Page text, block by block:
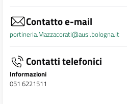
Contatto e-mail
portineria.Mazzacorati@ausl.bologna.it
Contatti telefonici
Informazioni
051 6221511